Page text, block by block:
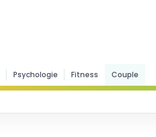
Psychologie Fitness Couple